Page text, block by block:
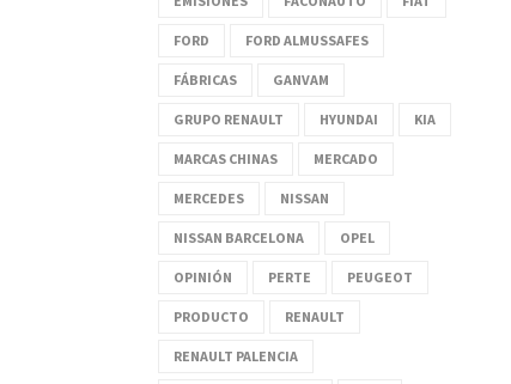
FORD FORD ALMUSSAFES
FÁBRICAS GANVAM
GRUPO RENAULT HYUNDAI KIA
MARCAS CHINAS MERCADO
MERCEDES NISSAN
NISSAN BARCELONA OPEL
OPINIÓN PERTE PEUGEOT
PRODUCTO RENAULT
RENAULT PALENCIA